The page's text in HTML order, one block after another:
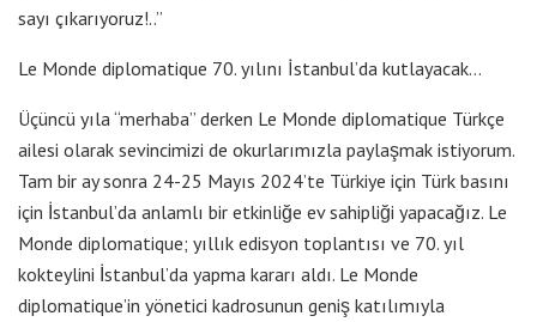
sayı çıkarıyoruz!..”
Le Monde diplomatique 70. yılını İstanbul’da kutlayacak…
Üçüncü yıla “merhaba” derken Le Monde diplomatique Türkçe
ailesi olarak sevincimizi de okurlarımızla paylaşmak istiyorum.
Tam bir ay sonra 24-25 Mayıs 2024’te Türkiye için Türk basını
için İstanbul’da anlamlı bir etkinliğe ev sahipliği yapacağız. Le
Monde diplomatique; yıllık edisyon toplantısı ve 70. yıl
kokteylini İstanbul’da yapma kararı aldı. Le Monde
diplomatique’in yönetici kadrosunun geniş katılımıyla